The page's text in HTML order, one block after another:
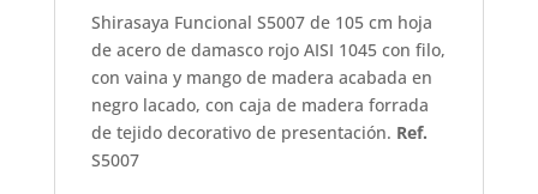
Shirasaya Funcional S5007 de 105 cm hoja
de acero de damasco rojo AISI 1045 con filo,
con vaina y mango de madera acabada en
negro lacado, con caja de madera forrada
de tejido decorativo de presentación. Ref.
S5007